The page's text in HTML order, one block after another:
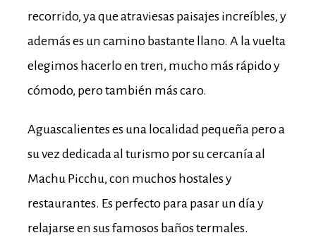
recorrido, ya que atraviesas paisajes increíbles, y
además es un camino bastante llano. A la vuelta
elegimos hacerlo en tren, mucho más rápido y
cómodo, pero también más caro.
Aguascalientes es una localidad pequeña pero a
su vez dedicada al turismo por su cercanía al
Machu Picchu, con muchos hostales y
restaurantes. Es perfecto para pasar un día y
relajarse en sus famosos baños termales.